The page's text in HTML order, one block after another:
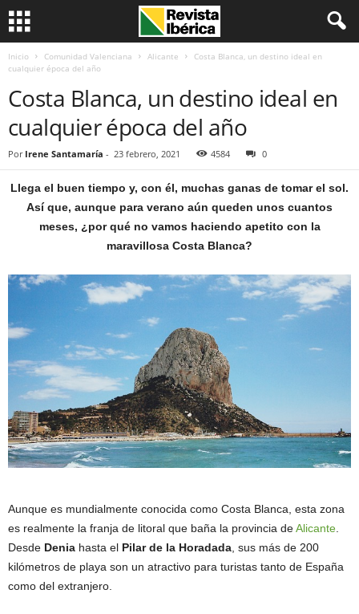
Inicio Comunidad Valenciana Alicante
Costa Blanca, un destino ideal en
cualquier época del año
Costa Blanca, un destino ideal en
cualquier época del año
Por Irene Santamaría - 23 febrero, 2021 4584 0
Llega el buen tiempo y, con él, muchas ganas de tomar el sol.
Así que, aunque para verano aún queden unos cuantos
meses, ¿por qué no vamos haciendo apetito con la
maravillosa Costa Blanca?
Aunque es mundialmente conocida como Costa Blanca, esta zona
es realmente la franja de litoral que baña la provincia deAlicante
Desde Denia hasta el Pilar de la Horadada , sus más de 200
kilómetros de playa son un atractivo para turistas tanto de España
como del extranjero.